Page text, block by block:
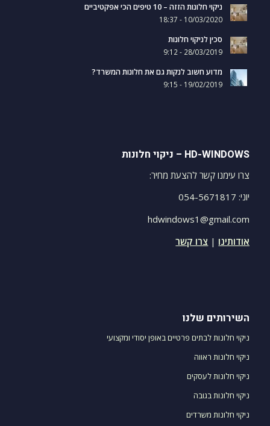
ניקוי חלונות הזזה – 10 טיפים הכי אפקטיביים
10/03/2020 - 18:37
סכין לניקוי חלונות
28/03/2019 - 9:12
מדוע חשוב לנקות גם את חלונות המשרד?
19/02/2019 - 9:15
HD-WINDOWS – ניקוי חלונות
צרו עימנו קשר להצעת מחיר:
יוני: 054-5671817
hdwindows1@gmail.com
אודותינו | צרו קשר
השירותים שלנו
ניקוי חלונות לבתים פרטיים באופן יסודי ומקצועי
ניקוי חלונות ראווה
ניקוי חלונות לעסקים
ניקוי חלונות בגובה
ניקוי חלונות משרדים